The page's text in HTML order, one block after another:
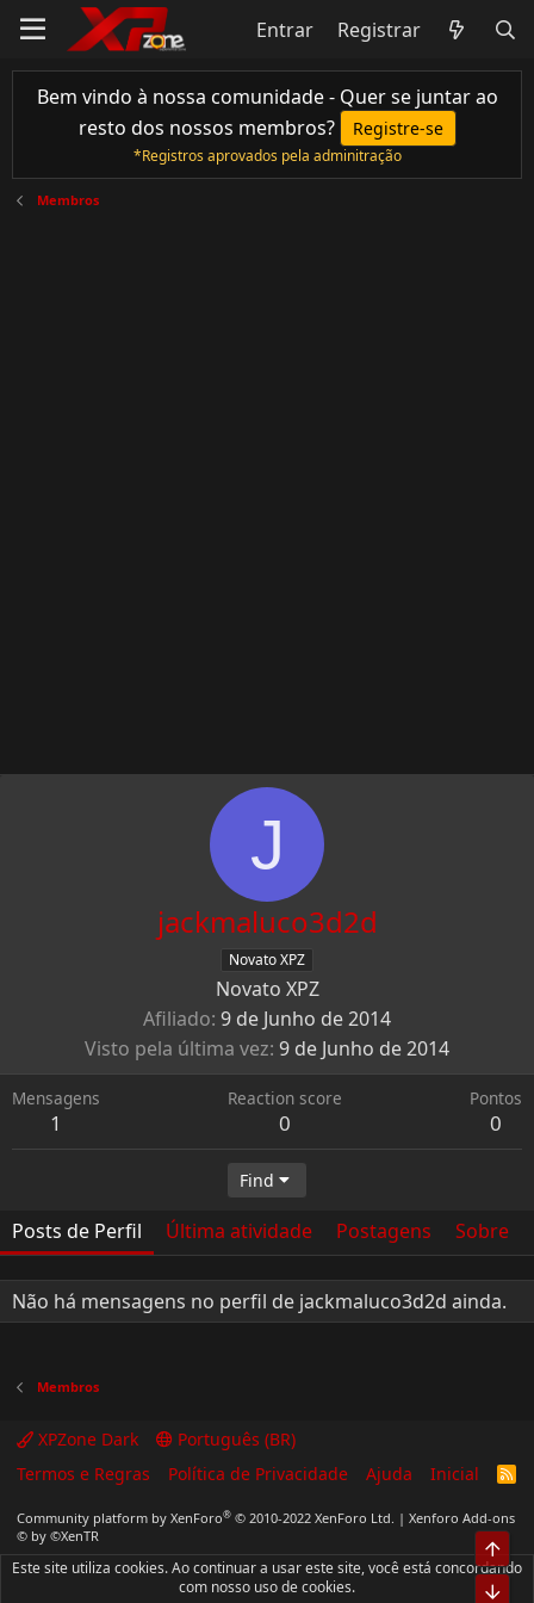
Entrar Registrar
Bem vindo à nossa comunidade - Quer se juntar ao
resto dos nossos membros?
Registre-se
*Registros aprovados pela adminitração
Membros
J
jackmaluco3d2d
Novato XPZ
Novato XPZ
Afiliado 9 de Junho de 2014
Visto pela última vez 9 de Junho de 2014
Mensagens
1
Reaction score
0
Pontos
0
Find
Posts de Perfil Última atividade Postagens Sobre
Não há mensagens no perfil de jackmaluco3d2d ainda.
Membros
XPZone Dark
Português (BR)
Termos e Regras
Política de Privacidade Ajuda Inicial
R
Community platform by XenForo® © 2010-2022 XenForo Ltd. | Xenforo Add-ons
© by ©XenTR
Este site utiliza cookies. Ao continuar a usar este site, você está concordando
com nosso uso de cookies.